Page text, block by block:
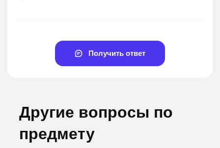
Получить ответ
Другие вопросы по
предмету